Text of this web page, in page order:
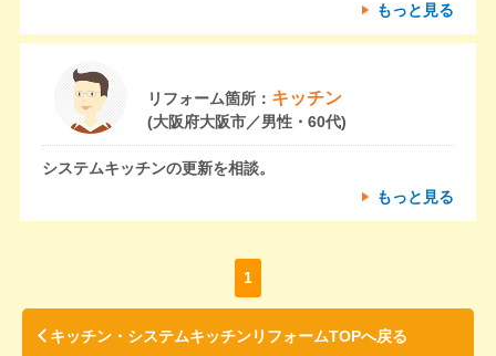
もっと見る
リフォーム箇所： キッチン
(大阪府大阪市／男性・60代)
システムキッチンの更新を相談。
もっと見る
1
キッチン・システムキッチンリフォームTOPへ戻る